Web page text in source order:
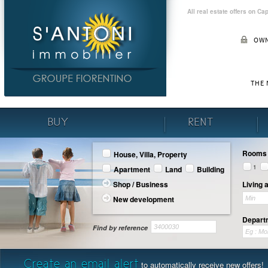
All real estate offers on
THE
BUY RENT
House, Villa, Property
Apartment
Land
Building
Shop / Business
New development
Find by reference
Rooms
1
Living
Create an email alert to automatically receive new offers!